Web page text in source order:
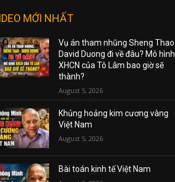
MỚI NHẤT
Vụ án tham nhũng Sheng
David Duong đi về đâu? Mô hình
XHCN của Tô Lâm bao giờ sẽ
thành?
August 5, 2026
Khủng hoảng kim cương vàng
Việt Nam
August 5, 2026
Bài toán kinh tế Việt Nam